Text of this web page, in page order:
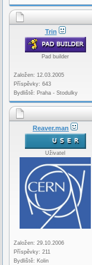
Trin
Pad builder
Založen: 12.03.2005
Příspěvky: 643
Bydliště: Praha - Stodulky
Reaver.man
Uživatel
Založen: 29.10.2006
Příspěvky: 211
Bydliště: Kolin